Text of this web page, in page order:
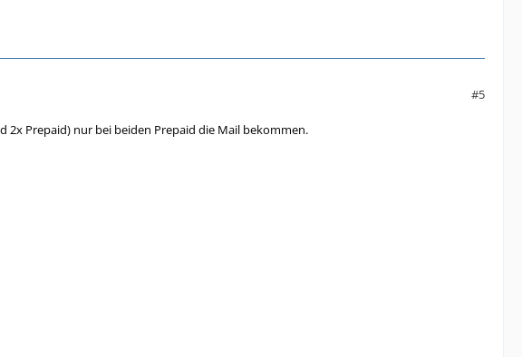
#5
2x Prepaid) nur bei beiden Prepaid die Mail bekommen.